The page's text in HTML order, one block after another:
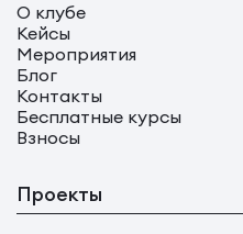
О клубе
Кейсы
Мероприятия
Блог
Контакты
Бесплатные курсы
Взносы
Проекты